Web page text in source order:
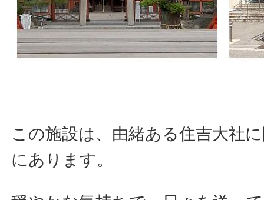
この施設は、由緒ある住吉大社
にあります。